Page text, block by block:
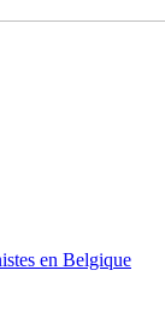
en Belgique